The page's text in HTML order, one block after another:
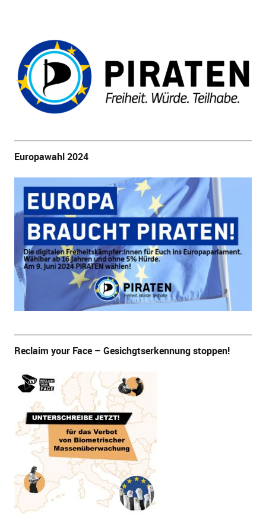
Europawahl 2024
Reclaim your Face – Gesichgtserkennung stoppen!